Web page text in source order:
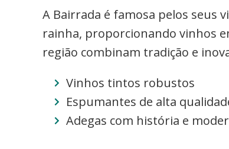
A Bairrada é famosa pelos seus
rainha, proporcionando vinhos
região combinam tradição e
Vinhos tintos robustos
Espumantes de alta
Adegas com história e